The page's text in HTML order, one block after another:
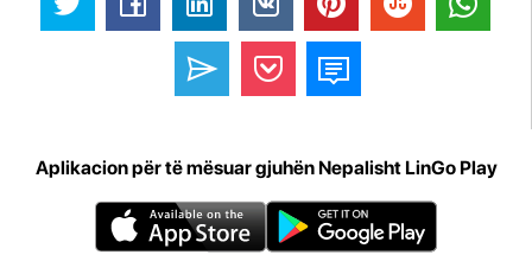
Aplikacion për të mësuar gjuhën Nepalisht LinGo Play